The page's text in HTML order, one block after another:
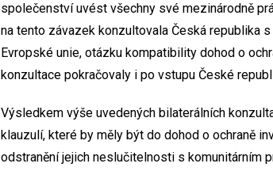
společenství uvést všechny své mezinárodně
na tento závazek konzultovala Česká republika
Evropské unie, otázku kompatibility dohod o
konzultace pokračovaly i po vstupu České
Výsledkem výše uvedených bilaterálních
klauzulí, které by měly být do dohod o ochraně
odstranění jejich neslučitelnosti s komunitárním